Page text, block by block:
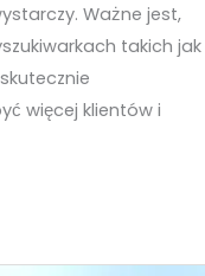
Ważne jest,
takich jak
więcej klientów i